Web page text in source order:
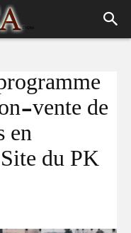
vente de
en
du PK